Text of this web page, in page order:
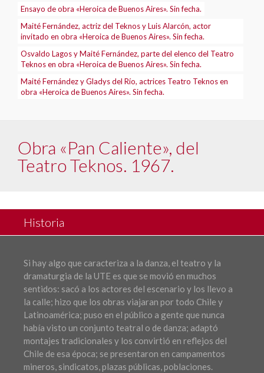
Ensayo de obra «Heroica de Buenos Aires». Sin fecha.
Maité Fernández, actriz del Teknos y Luis Alarcón, actor
invitado en obra «Heroica de Buenos Aires». Sin fecha.
Osvaldo Lagos y Maité Fernández, parte del elenco del Teatro
Teknos en obra «Heroica de Buenos Aires». Sin fecha.
Maité Fernández y Gladys del Río, actrices Teatro Teknos en
obra «Heroica de Buenos Aires». Sin fecha.
Obra «Pan Caliente», del
Teatro Teknos. 1967.
Historia
Si hay algo que caracteriza a la danza, el teatro y la
dramaturgia de la UTE es que se movió en muchos
sentidos: sacó a los actores del escenario y los llevo a
la calle; hizo que los obras viajaran por todo Chile y
Latinoamérica; puso en el público a gente que nunca
había visto un conjunto teatral o de danza; adaptó
montajes tradicionales y los convirtió en reflejos del
Chile de esa época; se presentaron en campamentos
mineros, sindicatos, plazas públicas, poblaciones.